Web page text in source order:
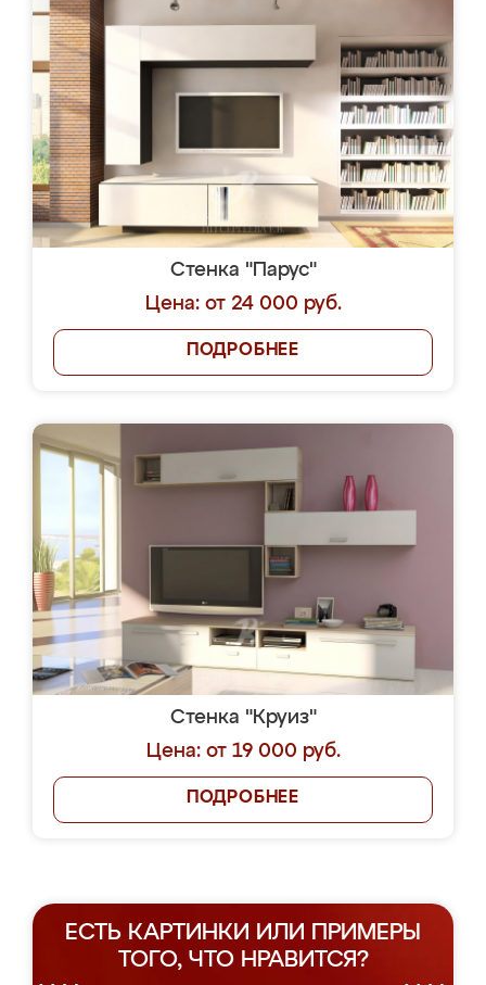
Стенка "Парус"
Цена: от 24 000 руб.
ПОДРОБНЕЕ
Стенка "Круиз"
Цена: от 19 000 руб.
ПОДРОБНЕЕ
ЕСТЬ КАРТИНКИ ИЛИ ПРИМЕРЫ
ТОГО, ЧТО НРАВИТСЯ?